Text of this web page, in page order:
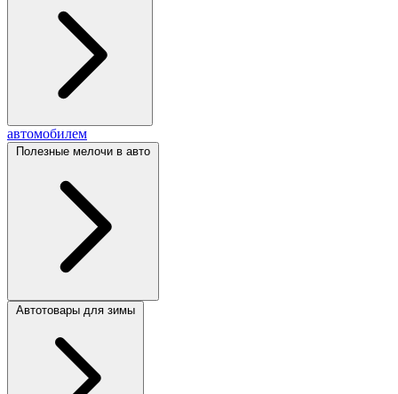
автомобилем
Полезные мелочи в авто
Автотовары для зимы